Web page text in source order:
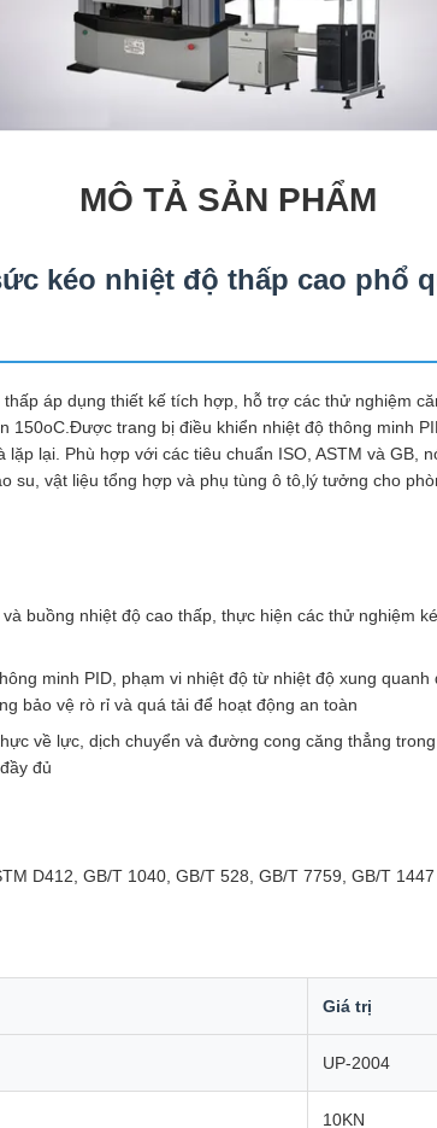
MÔ TẢ SẢN PHẨM
kéo nhiệt độ thấp cao phổ
áp dụng thiết kế tích hợp, hỗ trợ các thử nghiệm
150oC.Được trang bị điều khiển nhiệt độ thông minh
lại. Phù hợp với các tiêu chuẩn ISO, ASTM và GB,
su, vật liệu tổng hợp và phụ tùng ô tô,lý tưởng cho
buồng nhiệt độ cao thấp, thực hiện các thử nghiệm
minh PID, phạm vi nhiệt độ từ nhiệt độ xung
bảo vệ rò rỉ và quá tải để hoạt động an toàn
về lực, dịch chuyển và đường cong căng thẳng
đủ
D412, GB/T 1040, GB/T 528, GB/T 7759, GB/T 1447
Giá trị
UP-2004
10KN